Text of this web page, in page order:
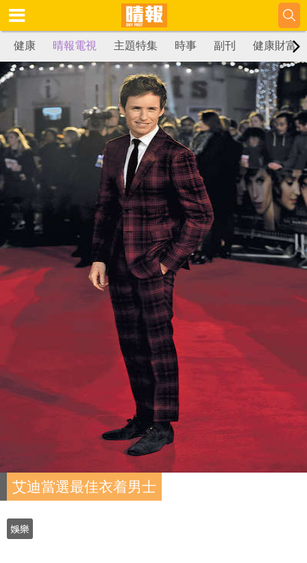
健康 晴報電視 主題特集 時事 副刊 健康財富
艾迪當選最佳衣着男士
娛樂